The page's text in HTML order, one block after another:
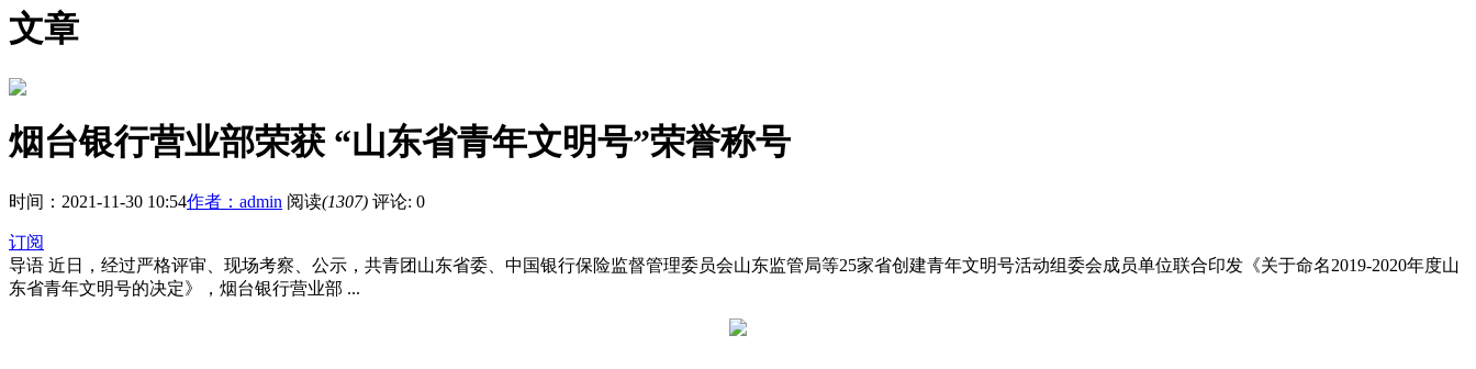
文章
烟台银行营业部荣获 “山东省青年文明号”荣誉称号
时间：2021-11-30 10:54作者：admin 阅读(1307) 评论: 0
订阅
导语 近日，经过严格评审、现场考察、公示，共青团山东省委、中国银行保险监督管理委员会山东监管局等25家省创建青年文明号活动组委会成员单位联合印发《关于命名2019-2020年度山
东省青年文明号的决定》，烟台银行营业部 ...